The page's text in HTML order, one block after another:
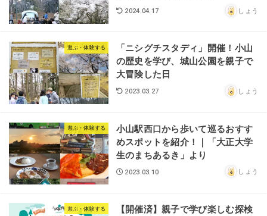
2024.04.17 しょう
遊ぶ・体験する
「ニシグチスタディ」開催！小山
の歴史を学び、城山公園を親子で
大冒険した日
2023.03.27 しょう
遊ぶ・体験する
小山駅西口から歩いて巡るおすす
めスポットを紹介！｜「大正大学
生のまちあるき」より
2023.03.10 しょう
遊ぶ・体験する
【開催済】親子で学び楽しむ探検